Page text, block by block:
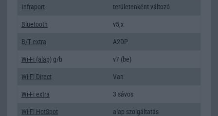
Infraport területenként változó
Bluetooth v5,x
B/T extra A2DP
Wi-Fi (alap) g/b v7 (be)
Wi-Fi Direct Van
Wi-Fi extra 3 sávos
Wi-Fi HotSpot alap szolgáltatás